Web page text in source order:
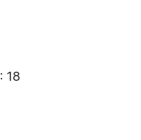
: 18